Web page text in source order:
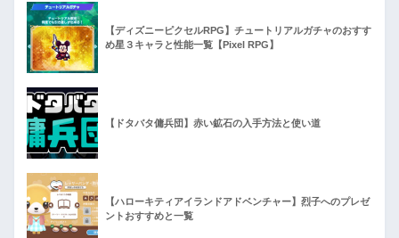
【ディズニーピクセルRPG】チュートリアルガチャのおすす
め星３キャラと性能一覧【Pixel RPG】
【ドタバタ傭兵団】赤い鉱石の入手方法と使い道
【ハローキティアイランドアドベンチャー】烈子へのプレゼ
ントおすすめと一覧